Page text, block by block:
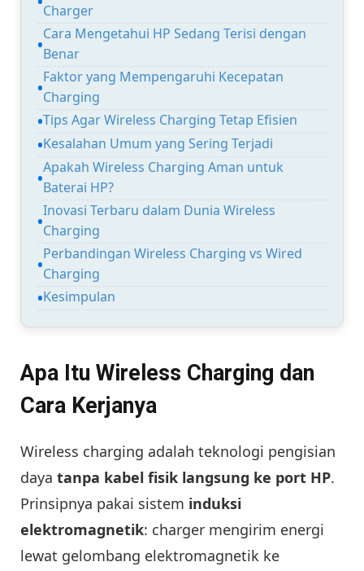
Charger
Cara Mengetahui HP Sedang Terisi dengan
Benar
Faktor yang Mempengaruhi Kecepatan
Charging
Tips Agar Wireless Charging Tetap Efisien
Kesalahan Umum yang Sering Terjadi
Apakah Wireless Charging Aman untuk
Baterai HP?
Inovasi Terbaru dalam Dunia Wireless
Charging
Perbandingan Wireless Charging vs Wired
Charging
Kesimpulan
Apa Itu Wireless Charging dan
Cara Kerjanya
Wireless charging adalah teknologi pengisian
daya tanpa kabel fisik langsung ke port HP.
Prinsipnya pakai sistem induksi
elektromagnetik: charger mengirim energi
lewat gelombang elektromagnetik ke